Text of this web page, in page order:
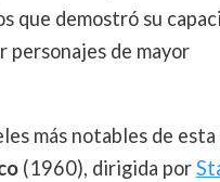
que demostró su
de mayor
más notables de esta
(1960), dirigida por